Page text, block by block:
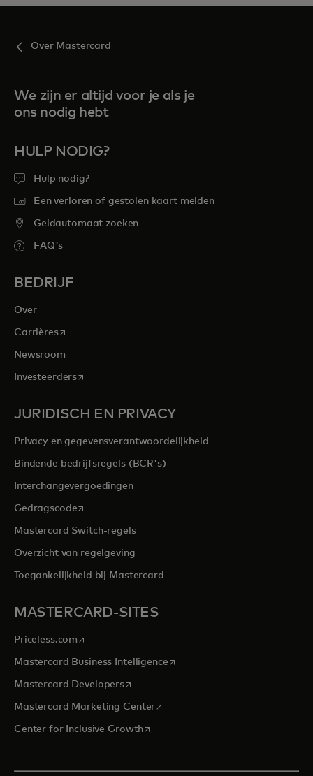
Over Mastercard
We zijn er altijd voor je als je
ons nodig hebt
HULP NODIG?
Hulp nodig?
Een verloren of gestolen kaart melden
Geldautomaat zoeken
FAQ's
BEDRIJF
Over
Carrièresopens in a new tab
Newsroom
Investeerdersopens in a new tab
JURIDISCH EN PRIVACY
Privacy en gegevensverantwoordelijkheid
Bindende bedrijfsregels (BCR's)
Interchangevergoedingen
Gedragscodeopens in a new tab
Mastercard Switch-regels
Overzicht van regelgeving
Toegankelijkheid bij Mastercard
MASTERCARD-SITES
Priceless.com opens in a new tab
Mastercard Business Intelligenceopens in a new tab
Mastercard Developersopens in a new tab
Mastercard Marketing Centeropens in a new tab
Center for Inclusive Growthopens in a new tab